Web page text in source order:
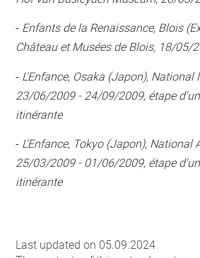
- Enfants de la Renaissance, Blois
Château et Musées de Blois, 18/05/
- L'Enfance, Osaka (Japon), National
23/06/2009 - 24/09/2009, étape
itinérante
- L'Enfance, Tokyo (Japon), National
25/03/2009 - 01/06/2009, étape
itinérante
Last updated on 05.09.2024